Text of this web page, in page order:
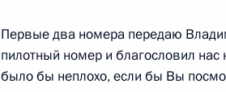
Медиафорум региональных и
и справедливость»
Первые два номера передаю
пилотный номер и благословил
было бы неплохо, если бы Вы